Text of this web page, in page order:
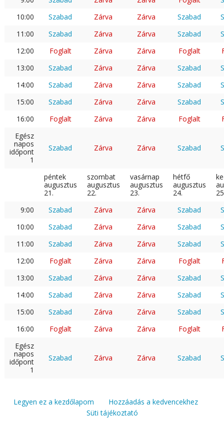
10:00
Szabad Zárva Zárva Szabad
11:00
Szabad Zárva Zárva Szabad
12:00
Foglalt Zárva Zárva Foglalt
13:00
Szabad Zárva Zárva Szabad
14:00
Szabad Zárva Zárva Szabad
15:00
Szabad Zárva Zárva Szabad
16:00
Foglalt Zárva Zárva Foglalt
Egész
napos
időpont
1
Szabad Zárva Zárva Szabad
péntek
augusztus
21.
szombat
augusztus
22.
vasárnap
augusztus
23.
hétfő
augusztus
24.
9:00
Szabad Zárva Zárva Szabad
10:00
Szabad Zárva Zárva Szabad
11:00
Szabad Zárva Zárva Szabad
12:00
Foglalt Zárva Zárva Foglalt
13:00
Szabad Zárva Zárva Szabad
14:00
Szabad Zárva Zárva Szabad
15:00
Szabad Zárva Zárva Szabad
16:00
Foglalt Zárva Zárva Foglalt
Egész
napos
időpont
1
Szabad Zárva Zárva Szabad
Legyen ez a kezdőlapom
Hozzáadás a kedvencekhez
Süti tájékoztató